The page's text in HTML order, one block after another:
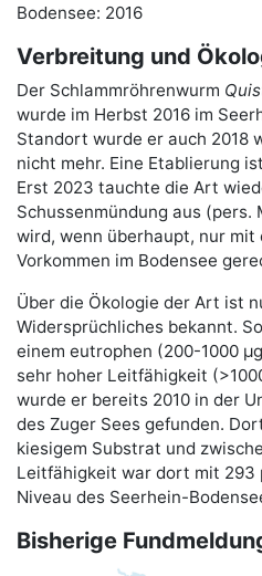
Bodensee: 2016
Verbreitung und
Der Schlammröhrenwurm
wurde im Herbst 2016 im
Standort wurde er auch 2018
nicht mehr. Eine Etablierung
Erst 2023 tauchte die Art
Schussenmündung aus (pers.
wird, wenn überhaupt, nur mit
Vorkommen im Bodensee
Über die Ökologie der Art ist
Widersprüchliches bekannt.
einem eutrophen (200-1000
sehr hoher Leitfähigkeit
wurde er bereits 2010 in der
des Zuger Sees gefunden.
kiesigem Substrat und
Leitfähigkeit war dort mit 293
Niveau des Seerhein-
Bisherige